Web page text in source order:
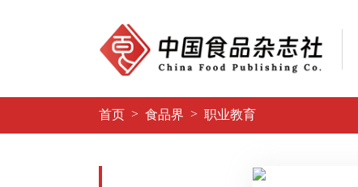
首页 > 食品界 > 职业教育